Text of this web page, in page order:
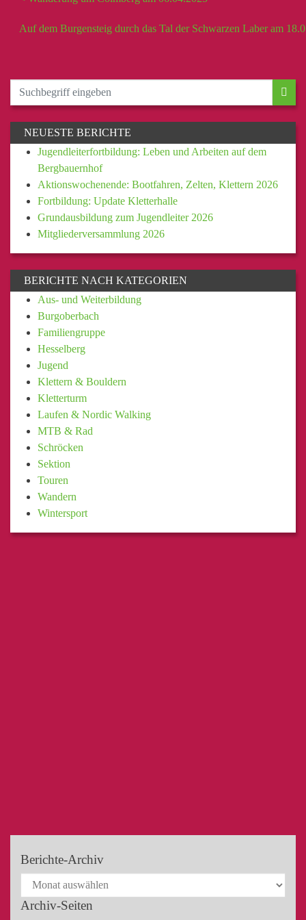
Auf dem Burgensteig durch das Tal der Schwarzen Laber am
NEUESTE BERICHTE
Jugendleiterfortbildung: Leben und Arbeiten auf dem
Bergbauernhof
Aktionswochenende: Bootfahren, Zelten, Klettern 2026
Fortbildung: Update Kletterhalle
Grundausbildung zum Jugendleiter 2026
Mitgliederversammlung 2026
BERICHTE NACH KATEGORIEN
Aus- und Weiterbildung
Burgoberbach
Familiengruppe
Hesselberg
Jugend
Klettern & Bouldern
Kletterturm
Laufen & Nordic Walking
MTB & Rad
Schröcken
Sektion
Touren
Wandern
Wintersport
Berichte-Archiv
Archiv-Seiten